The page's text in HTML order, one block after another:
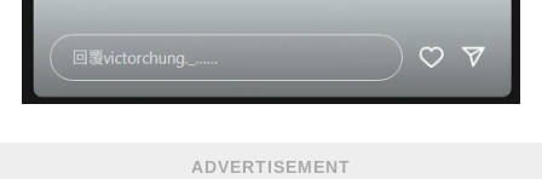
ADVERTISEMENT